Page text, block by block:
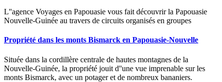
L''agence Voyages en Papouasie vous fait découvrir la Papouasie
Nouvelle-Guinée au travers de circuits organisés en groupes
Propriété dans les monts Bismarck en Papouasie-Nouvelle
Située dans la cordillère centrale de hautes montagnes de la
Nouvelle-Guinée, la propriété jouit d''une vue imprenable sur les
monts Bismarck, avec un potager et de nombreux bananiers.